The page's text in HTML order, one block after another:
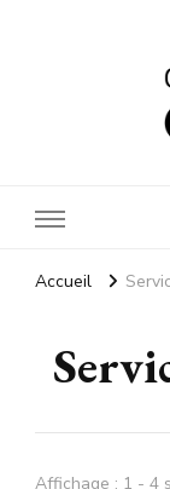
Accueil
Affichage : 1 - 4